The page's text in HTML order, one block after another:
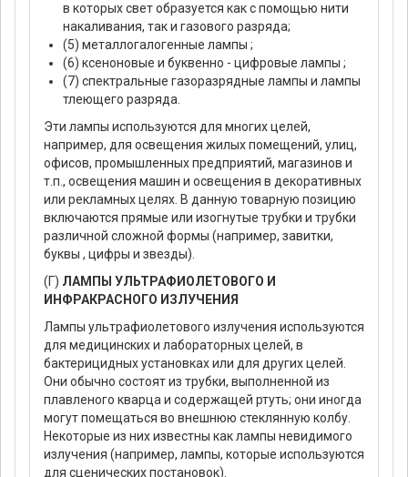
в которых свет образуется как с помощью нити
накаливания, так и газового разряда;
(5) металлогалогенные лампы ;
(6) ксеноновые и буквенно - цифровые лампы ;
(7) спектральные газоразрядные лампы и лампы
тлеющего разряда.
Эти лампы используются для многих целей,
например, для освещения жилых помещений, улиц,
офисов, промышленных предприятий, магазинов и
т.п., освещения машин и освещения в декоративных
или рекламных целях. В данную товарную позицию
включаются прямые или изогнутые трубки и трубки
различной сложной формы (например, завитки,
буквы , цифры и звезды).
(Г) ЛАМПЫ УЛЬТРАФИОЛЕТОВОГО И
ИНФРАКРАСНОГО ИЗЛУЧЕНИЯ
Лампы ультрафиолетового излучения используются
для медицинских и лабораторных целей, в
бактерицидных установках или для других целей.
Они обычно состоят из трубки, выполненной из
плавленого кварца и содержащей ртуть; они иногда
могут помещаться во внешнюю стеклянную колбу.
Некоторые из них известны как лампы невидимого
излучения (например, лампы, которые используются
для сценических постановок).